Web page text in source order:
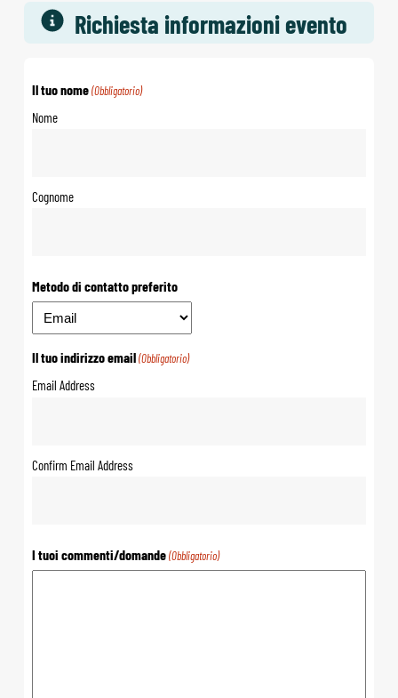
Richiesta informazioni evento
Il tuo nome (Obbligatorio)
Nome
Cognome
Metodo di contatto preferito
Il tuo indirizzo email (Obbligatorio)
Email Address
Confirm Email Address
I tuoi commenti/domande (Obbligatorio)